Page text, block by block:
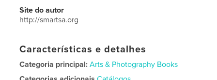
Site do autor
http://smartsa.org
Características e detalhes
Categoria principal: Arts & Photography Books